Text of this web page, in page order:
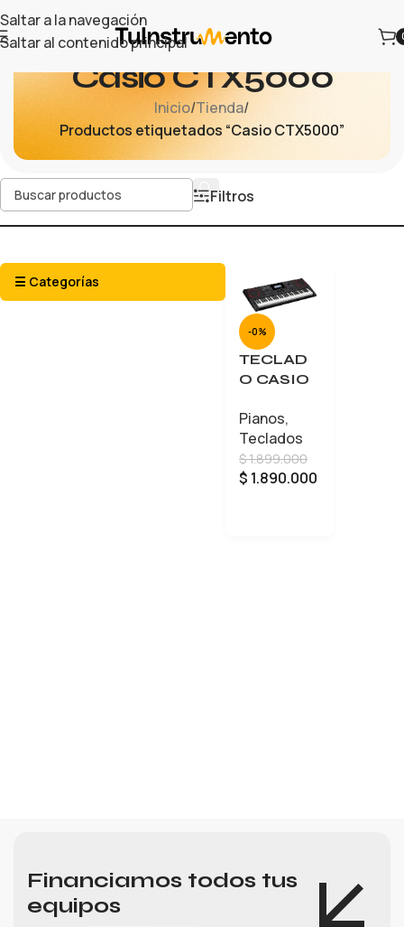
Saltar a la navegación
Saltar al contenido principal
Casio CTX5000
Inicio/Tienda/
Productos etiquetados “Casio CTX5000”
Filtros
☰ Categorías
-0%
TECLAD
O CASIO
Pianos,
Teclados
$1.899.000
$ 1.890.000
Financiamos todos tus
equipos